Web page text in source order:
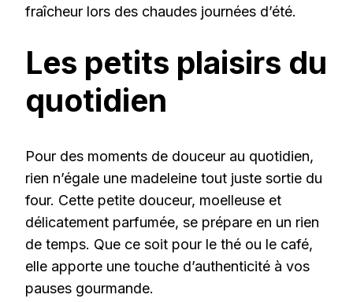
fraîcheur lors des chaudes journées d’été.
Les petits plaisirs du
quotidien
Pour des moments de douceur au quotidien,
rien n’égale une madeleine tout juste sortie du
four. Cette petite douceur, moelleuse et
délicatement parfumée, se prépare en un rien
de temps. Que ce soit pour le thé ou le café,
elle apporte une touche d’authenticité à vos
pauses gourmande.